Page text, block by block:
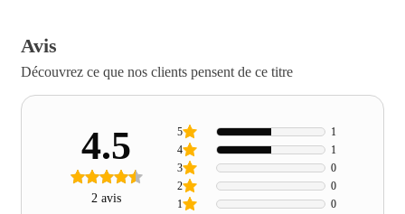
Avis
Découvrez ce que nos clients pensent de ce titre
4.5
2 avis 1 0
2 0
3 0
4 1
5 1